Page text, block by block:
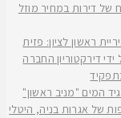
של דירות במחיר מוזל
ראשון לציון: פזית
דירקטוריון החברה
המים "מניב ראשון"
של אגרות בניה, היטלי